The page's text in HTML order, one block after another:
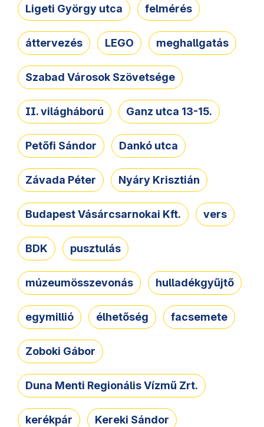
Ligeti György utca felmérés
áttervezés LEGO meghallgatás
Szabad Városok Szövetsége
II. világháború Ganz utca 13-15.
Petőfi Sándor Dankó utca
Závada Péter Nyáry Krisztián
Budapest Vásárcsarnokai Kft. vers
BDK pusztulás
múzeumösszevonás hulladékgyűjtő
egymillió élhetőség facsemete
Zoboki Gábor
Duna Menti Regionális Vízmű Zrt.
kerékpár Kereki Sándor